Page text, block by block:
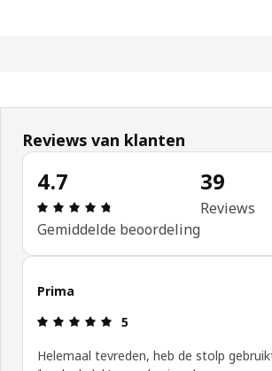
Reviews van klanten
4.7
Review: 4.7 van 5
Gemiddelde beoordeling
39
Reviews
Prima
Review: 5 van 5 sterren.
5
Helemaal tevreden, heb de stolp